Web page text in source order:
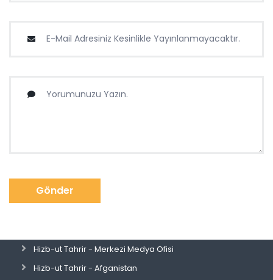
Gönder
Hizb-ut Tahrir - Merkezi Medya Ofisi
Hizb-ut Tahrir - Afganistan